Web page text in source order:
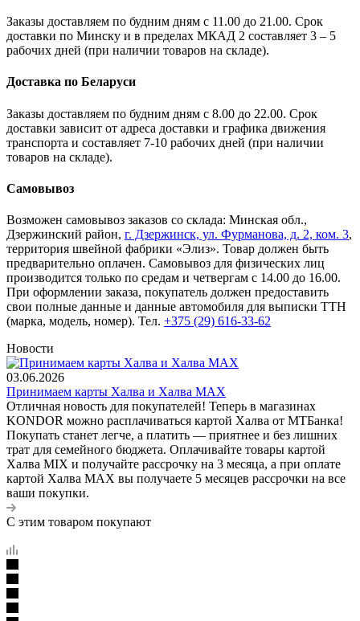
Заказы доставляем по будним дням с 11.00 до 21.00. Срок
доставки по Минску и в пределах МКАД 2 составляет 3 – 5
рабочих дней (при наличии товаров на складе).
Доставка по Беларуси
Заказы доставляем по будним дням с 8.00 до 22.00. Срок
доставки зависит от адреса доставки и графика движения
транспорта и составляет 7-10 рабочих дней (при наличии
товаров на складе).
Самовывоз
Возможен самовывоз заказов со склада: Минская обл.,
Дзержинский район, г. Дзержинск, ул. Фурманова, д. 2, ком. 3,
территория швейной фабрики «Элиз». Товар должен быть
предварительно оплачен. Самовывоз для физических лиц
производится только по средам и четвергам с 14.00 до 16.00.
При оформлении заказа, покупатель должен предоставить
свои полные данные и данные автомобиля для выписки ТТН
(марка, модель, номер). Тел. +375 (29) 616-33-62
Новости
03.06.2026
Принимаем карты Халва и Халва MАХ
Отличная новость для покупателей! Теперь в магазинах
KONDOR можно расплачиваться картой Халва от МТБанка!
Покупать станет легче, а платить — приятнее и без лишних
трат для семейного бюджета. Оплачивайте товары картой
Халва MIX и получайте рассрочку на 3 месяца, а при оплате
картой Халва MАХ вы получаете 5 месяцев рассрочки на все
ваши покупки.
С этим товаром покупают